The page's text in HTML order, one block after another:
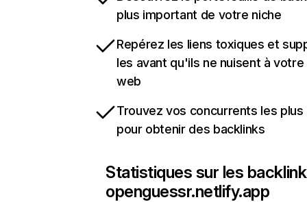
plus important de votre niche
Repérez les liens toxiques et
les avant qu'ils ne nuisent à
web
Trouvez vos concurrents les
pour obtenir des backlinks
Statistiques sur les
openguessr.netlify.app